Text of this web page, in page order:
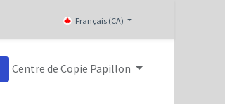
Français (CA)
Centre de Copie Papillon